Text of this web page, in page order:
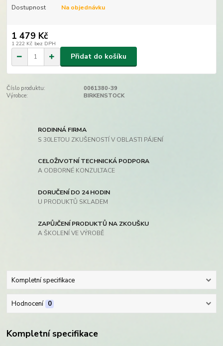
Dostupnost Na objednávku
1 479 Kč
1 222 Kč bez DPH
Přidat do košíku
Číslo produktu:
0061380-39
Výrobce:
BIRKENSTOCK
RODINNÁ FIRMA
S 30LETOU ZKUŠENOSTÍ V OBLASTI PÁJENÍ
CELOŽIVOTNÍ TECHNICKÁ PODPORA
A ODBORNÉ KONZULTACE
DORUČENÍ DO 24 HODIN
U PRODUKTŮ SKLADEM
ZAPŮJČENÍ PRODUKTŮ NA ZKOUŠKU
A ŠKOLENÍ VE VÝROBĚ
Kompletní specifikace
Hodnocení 0
Kompletní specifikace